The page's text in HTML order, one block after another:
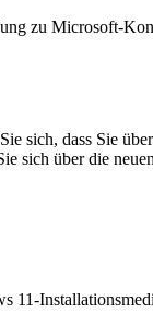
zu Microsoft-
sich, dass Sie
über die